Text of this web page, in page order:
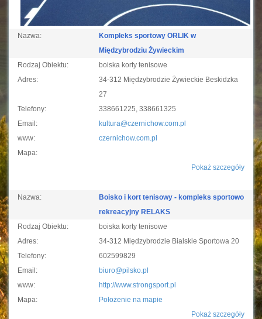
Nazwa:
Kompleks sportowy ORLIK w
Międzybrodziu Żywieckim
Rodzaj Obiektu:
boiska korty tenisowe
Adres:
34-312 Międzybrodzie Żywieckie Beskidzka
27
Telefony:
338661225, 338661325
Email:
kultura@czernichow.com.pl
www:
czernichow.com.pl
Mapa:
Pokaż szczegóły
Nazwa:
Boisko i kort tenisowy - kompleks sportowo
rekreacyjny RELAKS
Rodzaj Obiektu:
boiska korty tenisowe
Adres:
34-312 Międzybrodzie Bialskie Sportowa 20
Telefony:
602599829
Email:
biuro@pilsko.pl
www:
http://www.strongsport.pl
Mapa:
Położenie na mapie
Pokaż szczegóły